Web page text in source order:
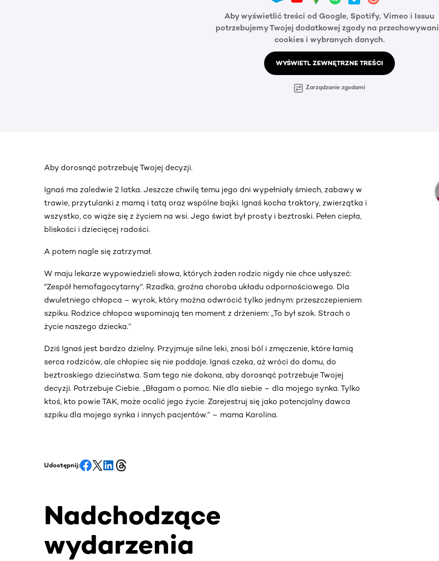
Aby wyświetlić treści od Google, Spotify, Vimeo i Issuu
potrzebujemy Twojej dodatkowej zgody na
cookies i wybranych danych.
WYŚWIETL ZEWNĘTRZNE TREŚCI
Zarządzanie zgodami
Aby dorosnąć potrzebuję Twojej decyzji.
Ignaś ma zaledwie 2 latka. Jeszcze chwilę temu jego dni wypełniały śmiech, zabawy w
trawie, przytulanki z mamą i tatą oraz wspólne bajki. Ignaś kocha traktory, zwierzątka i
wszystko, co wiąże się z życiem na wsi. Jego świat był prosty i beztroski. Pełen ciepła,
bliskości i dziecięcej radości.
A potem nagle się zatrzymał.
W maju lekarze wypowiedzieli słowa, których żaden rodzic nigdy nie chce usłyszeć:
"Zespół hemofagocytarny". Rzadka, groźna choroba układu odpornościowego. Dla
dwuletniego chłopca – wyrok, który można odwrócić tylko jednym: przeszczepieniem
szpiku. Rodzice chłopca wspominają ten moment z drżeniem: „To był szok. Strach o
życie naszego dziecka.”
Dziś Ignaś jest bardzo dzielny. Przyjmuje silne leki, znosi ból i zmęczenie, które łamią
serca rodziców, ale chłopiec się nie poddaje. Ignaś czeka, aż wróci do domu, do
beztroskiego dzieciństwa. Sam tego nie dokona, aby dorosnąć potrzebuje Twojej
decyzji. Potrzebuje Ciebie. „Błagam o pomoc. Nie dla siebie – dla mojego synka. Tylko
ktoś, kto powie TAK, może ocalić jego życie. Zarejestruj się jako potencjalny dawca
szpiku dla mojego synka i innych pacjentów.” – mama Karolina.
Udostępnij:
Nadchodzące
wydarzenia